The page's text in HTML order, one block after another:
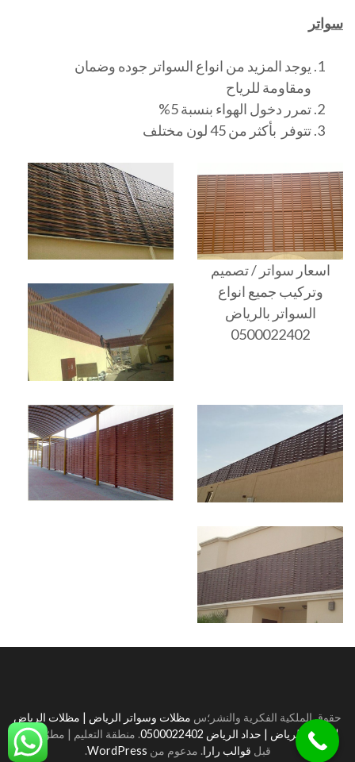
سواتر
يوجد المزيد من انواع السواتر جوده وضمان
ومقاومة للرياح
تمرر دخول الهواء بنسبة 5%
تتوفر بأكثر من 45 لون مختلف
اسعار سواتر / تصميم
وتركيب جميع انواع
السواتر بالرياض
0500022402
حقوق الملكية الفكرية والنشر؛س مظلات وسواتر الرياض | مظلات الرياض
| سواتر الرياض | حداد الرياض 0500022402
. منطقة التعليم | مطوّرة من
قبل قوالب رارا. مدعوم من WordPress
.